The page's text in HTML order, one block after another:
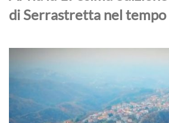
di Serrastretta nel tempo